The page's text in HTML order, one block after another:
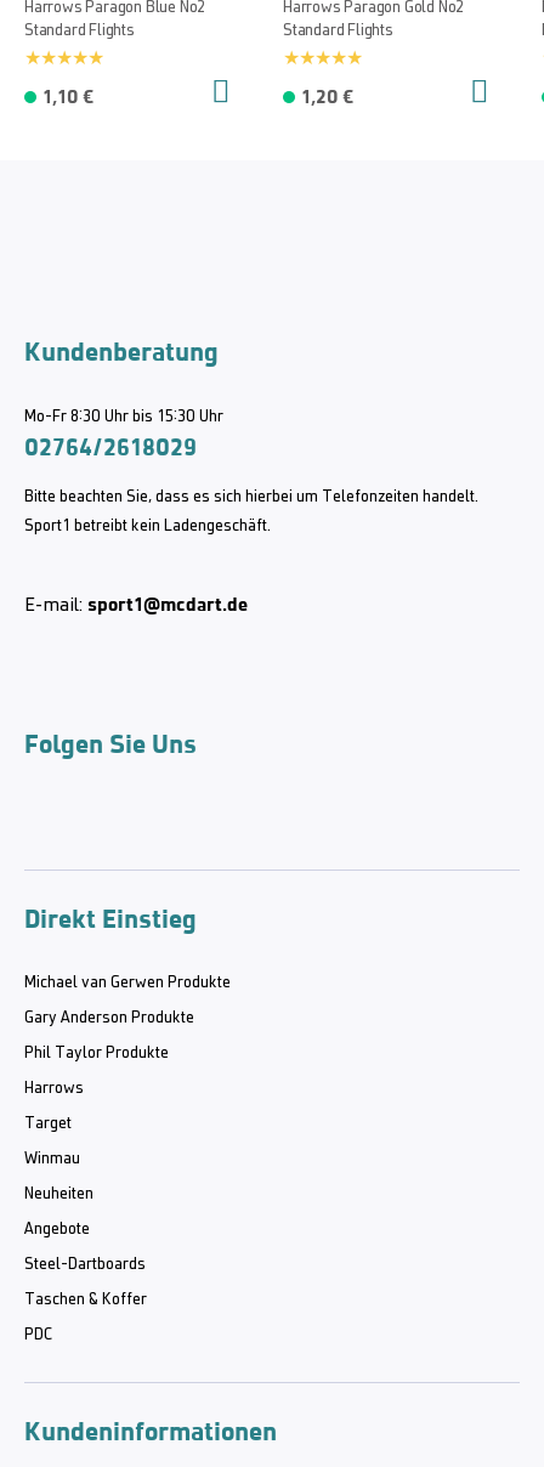
Harrows Paragon Blue No2
Standard Flights
1,10 €
Harrows Paragon Gold No2
Standard Flights
1,20 €
Kundenberatung
Mo-Fr 8:30 Uhr bis 15:30 Uhr
02764/2618029
Bitte beachten Sie, dass es sich hierbei um Telefonzeiten handelt.
Sport1 betreibt kein Ladengeschäft.
E-mail: sport1@mcdart.de
Folgen Sie Uns
Direkt Einstieg
Michael van Gerwen Produkte
Gary Anderson Produkte
Phil Taylor Produkte
Harrows
Target
Winmau
Neuheiten
Angebote
Steel-Dartboards
Taschen & Koffer
PDC
Kundeninformationen